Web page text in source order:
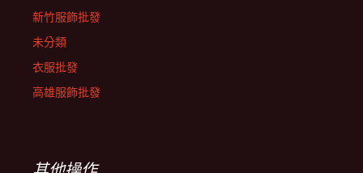
新竹服飾批發
未分類
衣服批發
高雄服飾批發